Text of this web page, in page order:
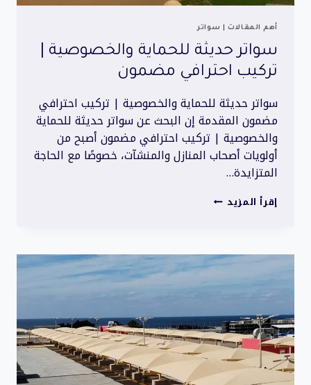
أهم المقالات سواتر
سواتر حديثة للحماية والخصوصية |
تركيب احترافي مضمون
سواتر حديثة للحماية والخصوصية | تركيب احترافي
مضمون المقدمة إن البحث عن سواتر حديثة للحماية
والخصوصية | تركيب احترافي مضمون أصبح من
أولويات أصحاب المنازل والمنشآت، خصوصًا مع الحاجة
المتزايدة…
إقرأ المزيد سواتر
|
تركيب
احترافي